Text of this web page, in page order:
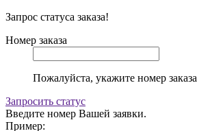
Запрос статуса заказа!
Номер заказа
Пожалуйста, укажите номер заказа
Запросить статус
Введите номер Вашей заявки.
Пример: